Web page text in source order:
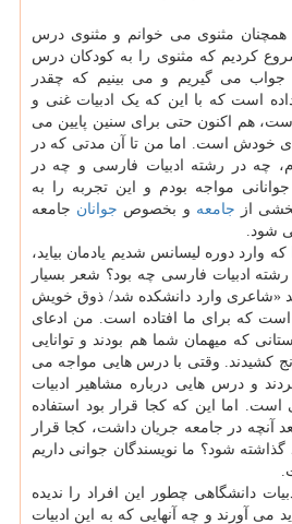
مثنوی می خوانم و مثنوی درس
کردیم که مثنوی را به کودکان درس
می گیریم و می بینیم که چقدر
است که با این که یک ادبیات غنی و
هم اکنون حتی برای سنین پایین می
خودش است. اما من تا آن مدتی که در
چه در رشته ادبیات فارسی و چه در
مواجه بودم و این تجربه را به
از جامعه و بخصوص جوانان جامعه
شود.
که وارد دوره لیسانس شدیم یادمان بیاید،
ادبیات فارسی چه بود؟ شعر بسیار
«شاعری وارد دانشکده شد/ ذوق خویش
است که برای ما افتاده است. من ادعای
که میهمان شما هم بودند و توانایی
کشیدند. وقتی با درس هایی مواجه می
و درس هایی درباره مشاهیر ادبیات
است. اما این که کجا قرار بود استفاده
در جامعه جریان داشت، کجا قرار
گذاشته شود؟ ما نویسندگان جوانی داریم
دانشگاهی چطور این افراد را ندیده
می آورند و چه آنهایی که به این ادبیات